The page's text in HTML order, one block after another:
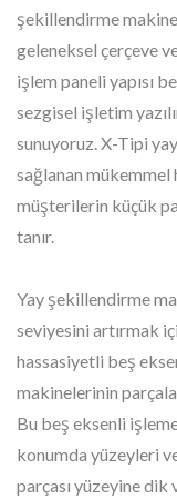
şekillendirme
geleneksel çerçeve
işlem paneli yapısı
sezgisel işletim
sunuyoruz. X-Tipi
sağlanan
müşterilerin küçük
tanır.
Yay şekillendirme
seviyesini artırmak
hassasiyetli beş
makinelerinin
Bu beş eksenli
konumda yüzeyleri
parçası yüzeyine